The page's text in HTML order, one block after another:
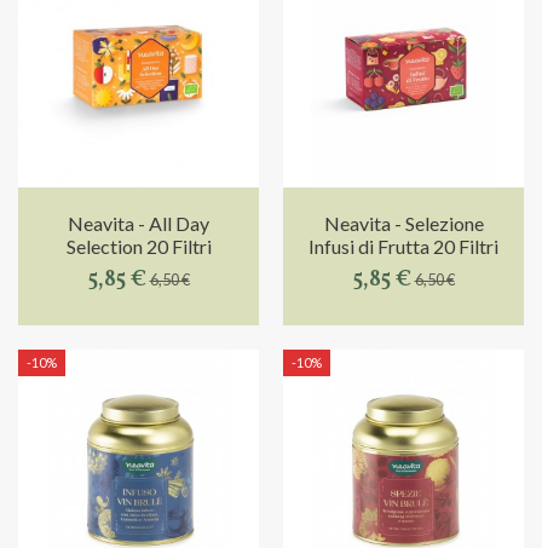
Neavita - All Day
Selection 20 Filtri
5,85 €6,50 €
Neavita - Selezione
Infusi di Frutta 20 Filtri
5,85 €6,50 €
-10% -10%